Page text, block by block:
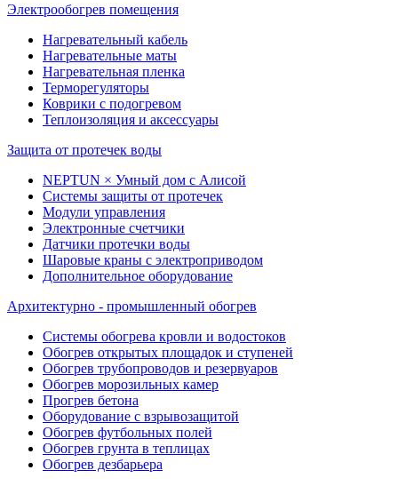
Электрообогрев помещения
Нагревательный кабель
Нагревательные маты
Нагревательная пленка
Терморегуляторы
Коврики с подогревом
Теплоизоляция и аксессуары
Защита от протечек воды
NEPTUN × Умный дом с Алисой
Системы защиты от протечек
Модули управления
Электронные счетчики
Датчики протечки воды
Шаровые краны с электроприводом
Дополнительное оборудование
Архитектурно - промышленный обогрев
Системы обогрева кровли и водостоков
Обогрев открытых площадок и ступеней
Обогрев трубопроводов и резервуаров
Обогрев морозильных камер
Прогрев бетона
Оборудование с взрывозащитой
Обогрев футбольных полей
Обогрев грунта в теплицах
Обогрев дезбарьера